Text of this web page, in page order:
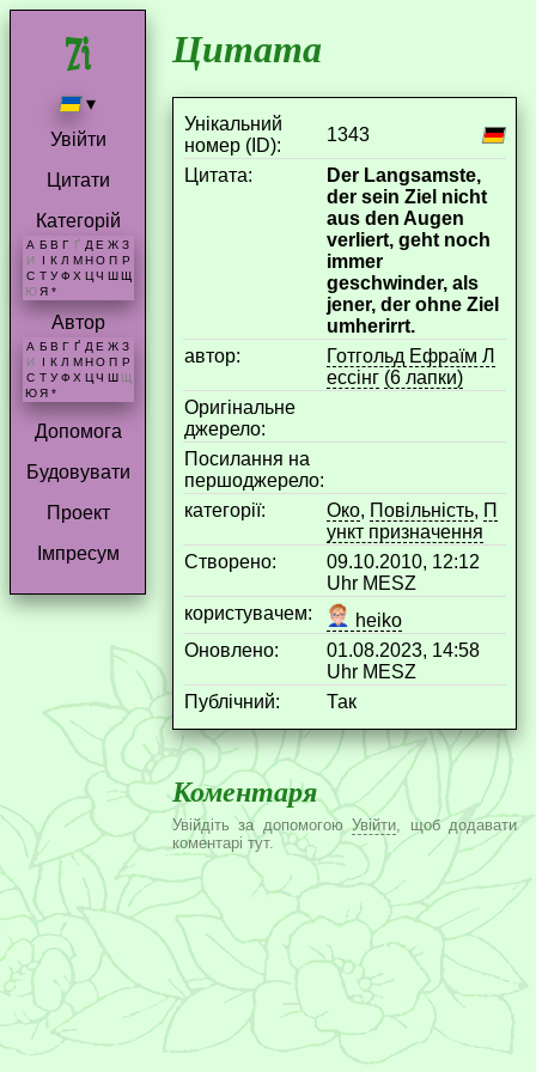
▾
Увійти
Цитати
Категорій
А Б В Г Ґ Д Е Ж З
И
І К Л М Н О П Р
С Т У Ф Х Ц Ч Ш Щ
Ю Я *
Автор
А Б В Г Ґ Д Е Ж З
И
К Л М Н О П Р
С Т У Ф Х Ц Ч Ш Щ
Ю Я *
Допомога
Будовувати
Проект
Імпресум
Цитата
Унікальний
номер (ID):
1343
Цитата:
Der Langsamste,
der sein Ziel nicht
aus den Augen
verliert, geht noch
immer
geschwinder, als
jener, der ohne Ziel
umherirrt.
aвтор:
Готгольд Ефраїм Л
ессінг (6 лапки)
Оригінальне
джерело:
Посилання на
першоджерело:
категорії:
Око, Повільність, П
ункт призначення
Створено:
09.10.2010, 12:12
Uhr MESZ
користувачем:
heiko
Оновлено:
01.08.2023, 14:58
Uhr MESZ
Публічний:
Так
Коментаря
Увійдіть за допомогоюУвійти , щоб додавати
коментарі тут.